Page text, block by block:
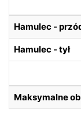
Hamulec -
Hamulec - tył
Maksymalne